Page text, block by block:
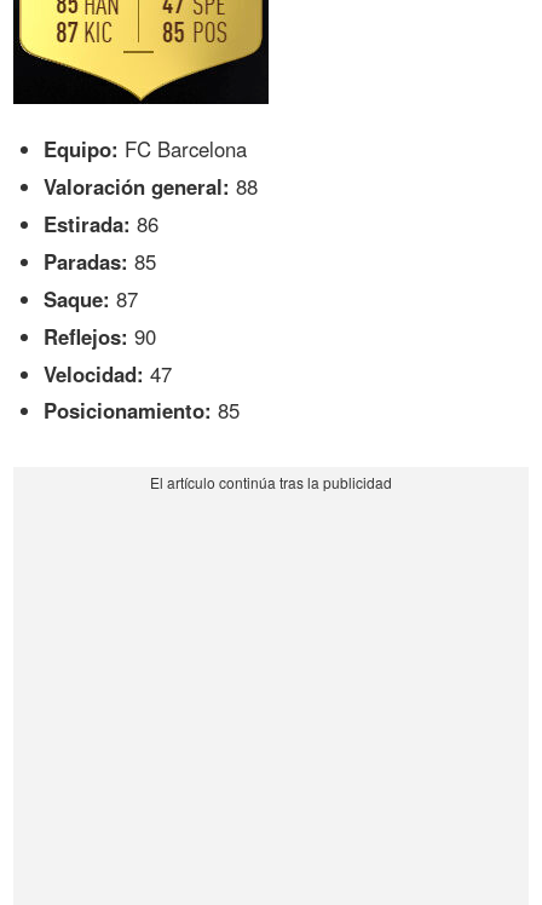
Equipo: FC Barcelona
Valoración general: 88
Estirada: 86
Paradas: 85
Saque: 87
Reflejos: 90
Velocidad: 47
Posicionamiento: 85